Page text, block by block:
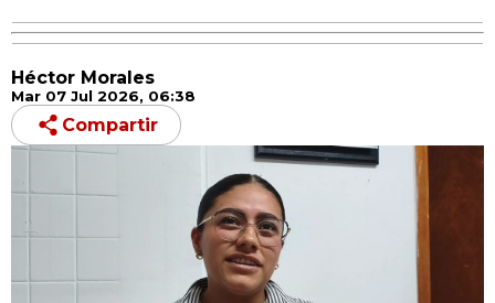
Héctor Morales
Mar 07 Jul 2026, 06:38
Compartir